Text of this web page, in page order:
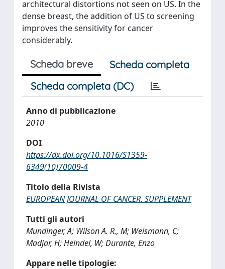
architectural distortions not seen on US. In the
dense breast, the addition of US to screening
improves the sensitivity for cancer
considerably.
Scheda breve
Scheda completa
Scheda completa (DC)
Anno di pubblicazione
2010
DOI
https://dx.doi.org/10.1016/S1359-
6349(10)70009-4
Titolo della Rivista
EUROPEAN JOURNAL OF CANCER. SUPPLEMENT
Tutti gli autori
Mundinger, A; Wilson A. R., M; Weismann, C;
Madjar, H; Heindel, W; Durante, Enzo
Appare nelle tipologie: